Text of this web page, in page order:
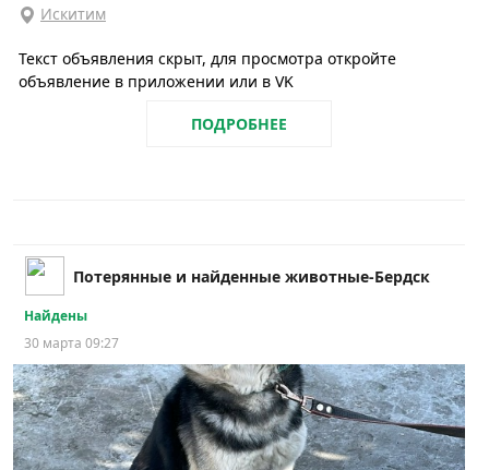
Искитим
Текст объявления скрыт, для просмотра откройте
объявление в приложении или в VK
ПОДРОБНЕЕ
Потерянные и найденные животные-Бердск
Найдены
30 марта 09:27